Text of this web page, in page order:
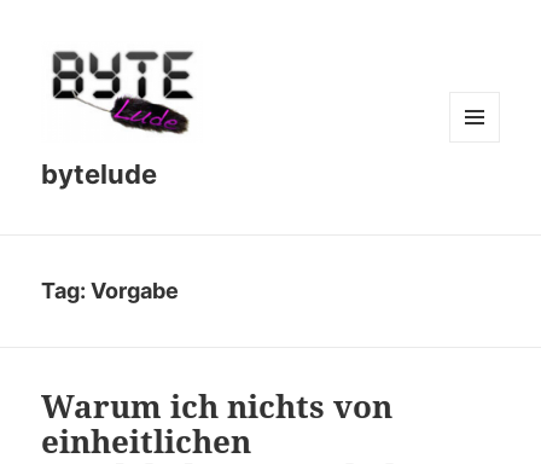
bytelude
Tag:Vorgabe
Warum ich nichts von
einheitlichen